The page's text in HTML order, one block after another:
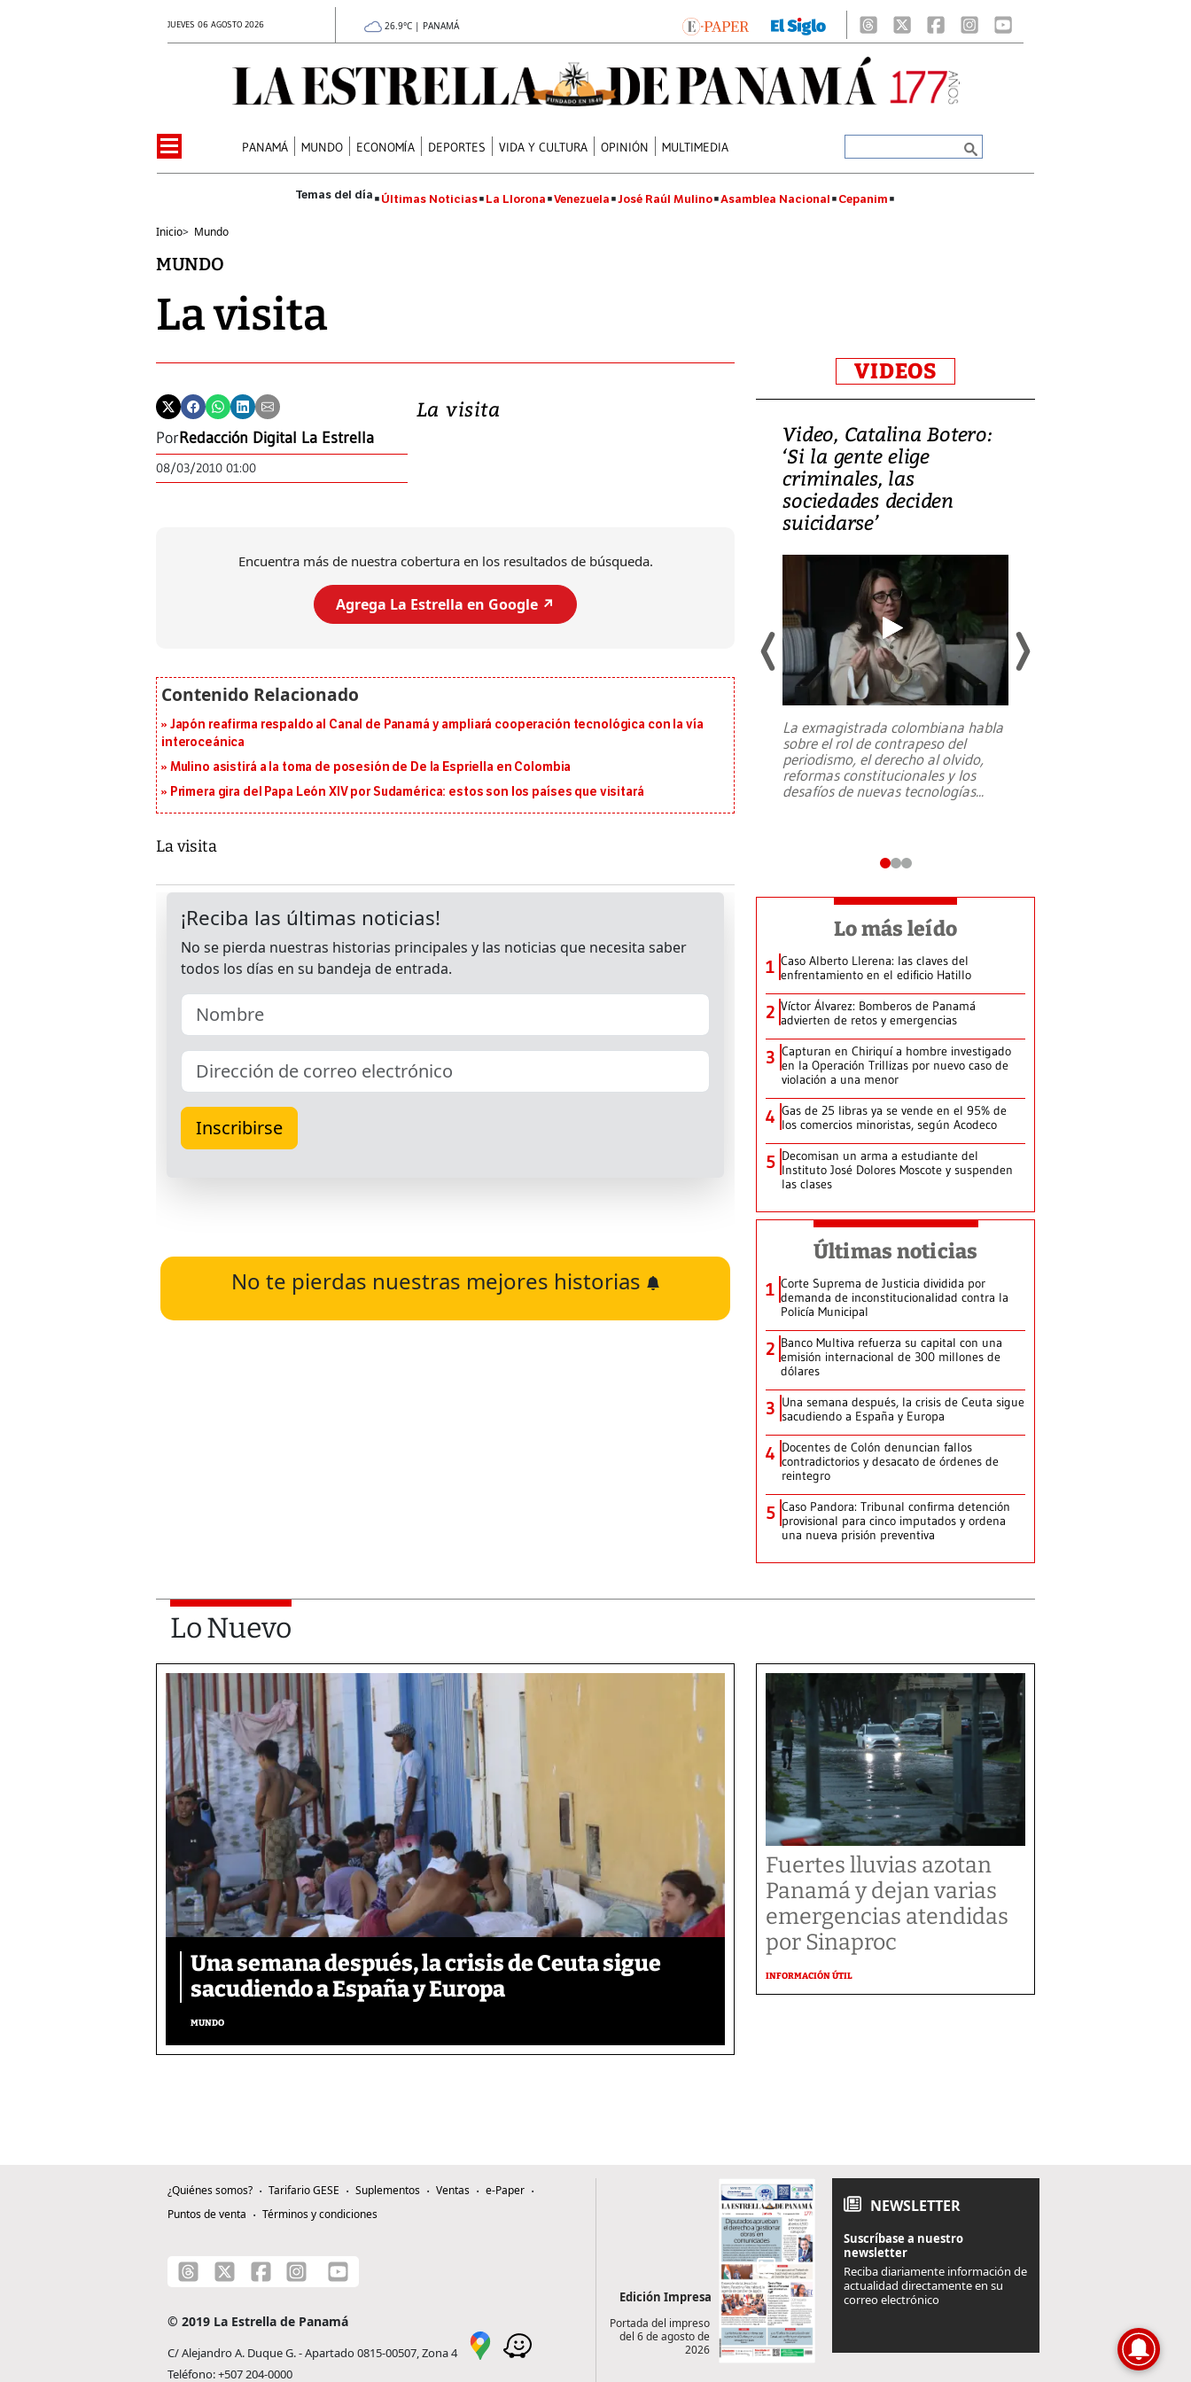
JUEVES 06 AGOSTO 2026 26.9°C | PANAMÁ
PANAMÁ MUNDO ECONOMÍA DEPORTES VIDA Y CULTURA OPINIÓN MULTIMEDIA
Últimas Noticias La Llorona Venezuela José Raúl Mulino Asamblea Nacional Cepanim
Inicio> Mundo
MUNDO
La visita
PorRedacción Digital La Estrella
08/03/2010 01:00
La visita
Encuentra más de nuestra cobertura en los resultados de búsqueda.
Agrega La Estrella en Google ↗️
Japón reafirma respaldo al Canal de Panamá y ampliará cooperación tecnológica con la vía
interoceánica
Mulino asistirá a la toma de posesión de De la Espriella en Colombia
Primera gira del Papa León XIV por Sudamérica: estos son los países que visitará
La visita
No te pierdas nuestras mejores historias
VIDEOS
Un fuerte terremoto de magnitud
julio en la prefectura de Kumamoto,
al sur de Japón, provocando una
Video, Catalina Botero:
‘Si la gente elige
criminales, las
sociedades deciden
suicidarse’
La exmagistrada colombiana habla
sobre el rol de contrapeso del
periodismo, el derecho al olvido,
reformas constitucionales y los
desafíos de nuevas tecnologías...
Lo más leído
1 Caso Alberto Llerena: las claves del
enfrentamiento en el edificio Hatillo
2 Víctor Álvarez: Bomberos de Panamá
advierten de retos y emergencias
3 Capturan en Chiriquí a hombre investigado
en la Operación Trillizas por nuevo caso de
violación a una menor
4 Gas de 25 libras ya se vende en el 95% de
los comercios minoristas, según Acodeco
5 Decomisan un arma a estudiante del
Instituto José Dolores Moscote y suspenden
las clases
Últimas noticias
1 Corte Suprema de Justicia dividida por
demanda de inconstitucionalidad contra la
Policía Municipal
2 Banco Multiva refuerza su capital con una
emisión internacional de 300 millones de
dólares
3 Una semana después, la crisis de Ceuta sigue
sacudiendo a España y Europa
4 Docentes de Colón denuncian fallos
contradictorios y desacato de órdenes de
reintegro
5 Caso Pandora: Tribunal confirma detención
provisional para cinco imputados y ordena
una nueva prisión preventiva
Lo Nuevo
Una semana después, la crisis de Ceuta sigue
sacudiendo a España y Europa
MUNDO
Fuertes lluvias azotan
Panamá y dejan varias
emergencias atendidas
por Sinaproc
INFORMACIÓN ÚTIL
¿Quiénes somos? Tarifario GESE Suplementos Ventas
e-Paper
Puntos de venta
Términos y condiciones
© 2019 La Estrella de Panamá
C/ Alejandro A. Duque G. - Apartado 0815-00507, Zona 4
Teléfono: +507 204-0000
Edición Impresa
Portada del impreso
del 6 de agosto de
2026
NEWSLETTER
Suscríbase a nuestro
newsletter
Reciba diariamente información de
actualidad directamente en su
correo electrónico